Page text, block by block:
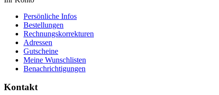
Persönliche Infos
Bestellungen
Rechnungskorrekturen
Adressen
Gutscheine
Meine Wunschlisten
Benachrichtigungen
Kontakt